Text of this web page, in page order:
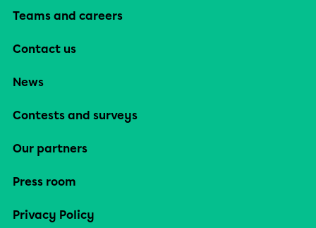
Teams and careers
Contact us
News
Contests and surveys
Our partners
Press room
Privacy Policy